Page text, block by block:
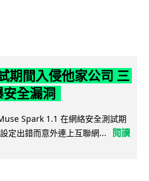
期間入侵他家公司 三
全漏洞
Spark 1.1 在網絡安全測試期
定出錯而意外連上互聯網...
閱讀